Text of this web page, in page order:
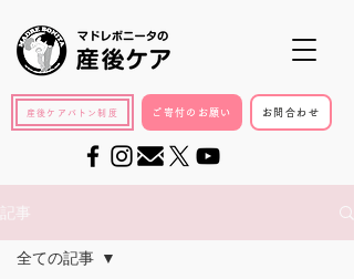
産後ケアバトン制度 ご寄付のお願い お問合わせ
記事
全ての記事